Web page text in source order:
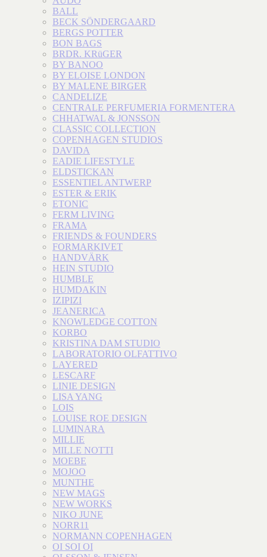
BALL
BECK SÖNDERGAARD
BERGS POTTER
BON BAGS
BRDR. KRüGER
BY BANOO
BY ELOISE LONDON
BY MALENE BIRGER
CANDELIZE
CENTRALE PERFUMERIA FORMENTERA
CHHATWAL & JONSSON
CLASSIC COLLECTION
COPENHAGEN STUDIOS
DAVIDA
EADIE LIFESTYLE
ELDSTICKAN
ESSENTIEL ANTWERP
ESTER & ERIK
ETONIC
FERM LIVING
FRAMA
FRIENDS & FOUNDERS
FORMARKIVET
HANDVÄRK
HEIN STUDIO
HUMBLE
HUMDAKIN
IZIPIZI
JEANERICA
KNOWLEDGE COTTON
KORBO
KRISTINA DAM STUDIO
LABORATORIO OLFATTIVO
LAYERED
LESCARF
LINIE DESIGN
LISA YANG
LOIS
LOUISE ROE DESIGN
LUMINARA
MILLIE
MILLE NOTTI
MOEBE
MOJOO
MUNTHE
NEW MAGS
NEW WORKS
NIKO JUNE
NORR11
NORMANN COPENHAGEN
OI SOI OI